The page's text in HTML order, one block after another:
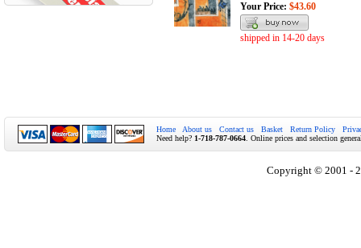
Your Price: $43.60
shipped in 14-20 days
Home About us Contact us Basket Return Policy
Need help? 1-718-787-0664 . Online prices and selection
Copyright © 2001 -